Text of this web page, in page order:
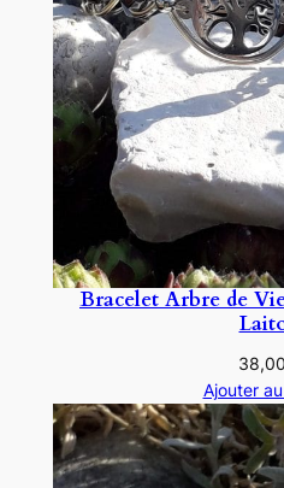
Bracelet Arbre de
38,00
Ajouter